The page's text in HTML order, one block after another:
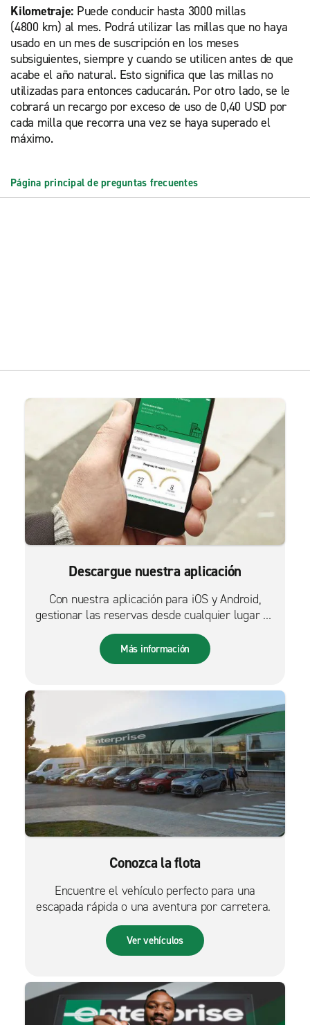
Kilometraje: Puede conducir hasta 3000 millas
(4800 km) al mes. Podrá utilizar las millas que no haya
usado en un mes de suscripción en los meses
subsiguientes, siempre y cuando se utilicen antes de que
acabe el año natural. Esto significa que las millas no
utilizadas para entonces caducarán. Por otro lado, se le
cobrará un recargo por exceso de uso de 0,40 USD por
cada milla que recorra una vez se haya superado el
máximo.
Página principal de preguntas frecuentes
Descargue nuestra aplicación
Con nuestra aplicación para iOS y Android,
gestionar las reservas desde cualquier lugar es
más fácil que nunca.
Más información
Conozca la flota
Encuentre el vehículo perfecto para una
escapada rápida o una aventura por carretera.
Ver vehículos